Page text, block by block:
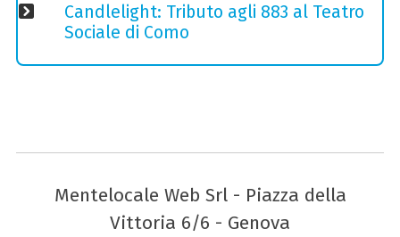
Candlelight: Tributo agli 883 al Teatro
Sociale di Como
Mentelocale Web Srl - Piazza della
Vittoria 6/6 - Genova